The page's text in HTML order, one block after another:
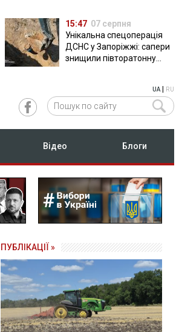
15:47 07 серпня
Унікальна спецоперація
ДСНС у Запоріжжі: сапери
знищили півторатонну
UA| RU
Відео Блоги
ПУБЛІКАЦІЇ »